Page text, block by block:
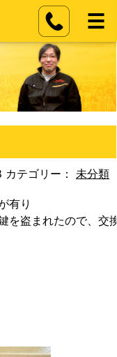
カテゴリー： 未分類
有り
を盗まれたので、交